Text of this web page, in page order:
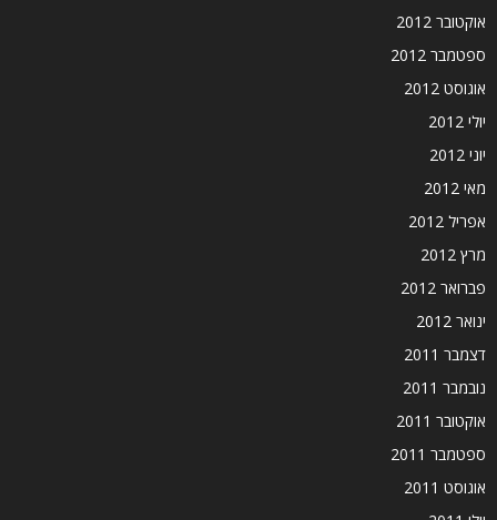
אוקטובר 2012
ספטמבר 2012
אוגוסט 2012
יולי 2012
יוני 2012
מאי 2012
אפריל 2012
מרץ 2012
פברואר 2012
ינואר 2012
דצמבר 2011
נובמבר 2011
אוקטובר 2011
ספטמבר 2011
אוגוסט 2011